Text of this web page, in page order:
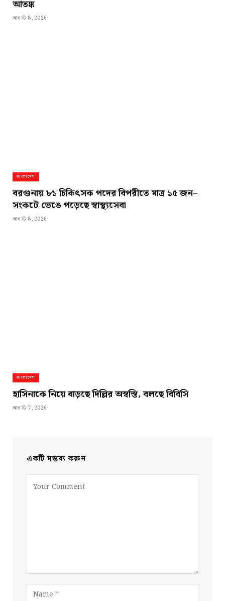
আতঙ্ক
আগস্ট 8, 2026
বাংলাদেশ
বরগুনায় ৮১ চিকিৎসক পদের বিপরীতে মাত্র ১৫ জন–
সংকটে ভেঙে পড়েছে স্বাস্থ্যসেবা
আগস্ট 8, 2026
বাংলাদেশ
হাসিনাকে নিয়ে বাড়ছে দিল্লির অস্বস্তি, বলছে বিবিসি
আগস্ট 7, 2026
একটি মন্তব্য করুন